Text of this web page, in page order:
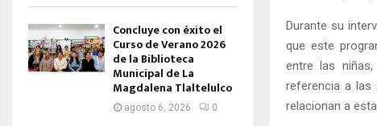
Durante su
que este
entre las
referencia a las
relacionan a
Concluye con éxito el
Curso de Verano 2026
de la Biblioteca
Municipal de La
Magdalena Tlaltelulco
agosto 6, 2026 0